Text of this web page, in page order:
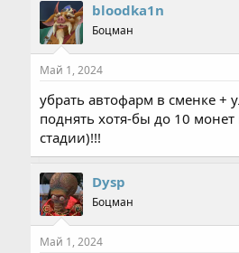
bloodka1n
Боцман
Май 1, 2024
убрать автофарм в сменке +
поднять хотя-бы до 10 монет
стадии)!!!
Dysp
Боцман
Май 1, 2024